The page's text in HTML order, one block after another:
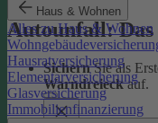
Haus & Wohnen
Alles zu Haus & Wohnen
Hausratversicherung
Elementarversicherung
Glasversicherung
Immobilienfinanzierung
Autounfall:
SichernSie als
Warndreieckauf.